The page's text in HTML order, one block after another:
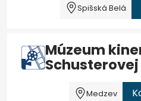
Spišská Belá
Múzeum
Medzev